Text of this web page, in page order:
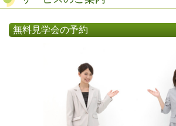
無料見学会の予約